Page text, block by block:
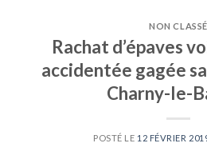
NON CLASSÉ
Rachat d’épaves
accidentée gagée
Charny-le-
POSTÉ LE 12 FÉVRIER